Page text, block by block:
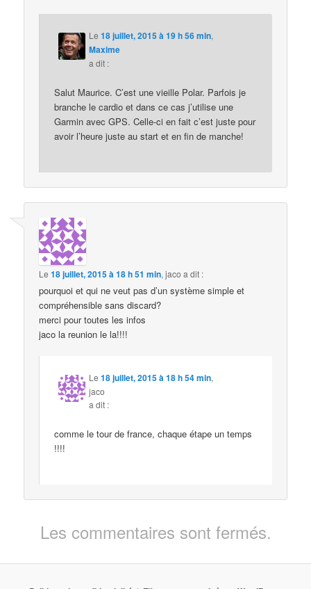
Le18 juillet, 2015 à 19 h 56 min,
Maxime
a dit :
Salut Maurice. C’est une vieille Polar. Parfois je
branche le cardio et dans ce cas j’utilise une
Garmin avec GPS. Celle-ci en fait c’est juste pour
avoir l’heure juste au start et en fin de manche!
Le18 juillet, 2015 à 18 h 51 min,jaco a dit :
pourquoi et qui ne veut pas d’un système simple et
compréhensible sans discard?
merci pour toutes les infos
jaco la reunion le la!!!!
Le18 juillet, 2015 à 18 h 54 min,
jaco
a dit :
comme le tour de france, chaque étape un temps
!!!!
Les commentaires sont fermés.